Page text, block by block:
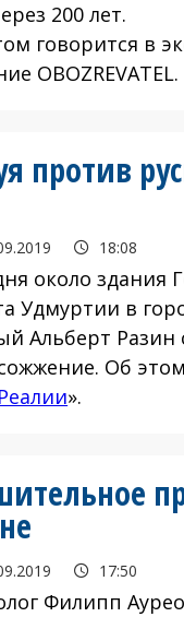
200 лет.
говорится в
OBOZREVATEL.
против
18:08
около здания
Удмуртии в
Альберт Разин
Об
».
17:50
Филипп